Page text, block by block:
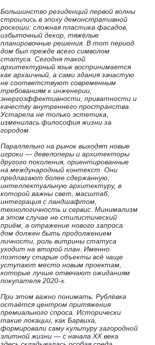
Большинство резиденций первой волны
строились в эпоху демонстративной
роскоши: сложная пластика фасадов,
избыточный декор, тяжёлые
планировочные решения. В тот период
дом был прежде всего символом
статуса. Сегодня такой
архитектурный язык воспринимается
как архаичный, а сами здания зачастую
не соответствуют современным
требованиям к инженерии,
энергоэффективности, приватности и
качеству внутреннего пространства.
Устарела не только эстетика,
изменилась философия жизни за
городом.
Параллельно на рынок выходят новые
игроки — девелоперы и архитекторы
другого поколения, ориентированные
на международный контекст. Они
предлагают более сдержанную,
интеллектуальную архитектуру, в
которой важны свет, масштаб,
интеграция с ландшафтом,
технологичность и сервис. Минимализм
в этом случае не стилистический
приём, а отражение нового запроса:
дом должен быть продолжением
личности, роль витрины статуса
уходит на второй план. Именно
поэтому старые объекты всё чаще
уступают место новым проектам,
которые лучше отвечают ожиданиям
покупателя 2020-х.
При этом важно понимать: Рублёвка
остаётся центром притяжения
премиального спроса. Исторически
такие локации, как Барвиха,
формировали саму культуру загородной
элитной жизни — с начала XX века